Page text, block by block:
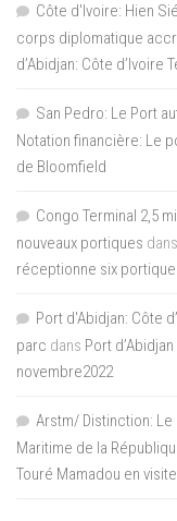
Côte d'Ivoire: Hien
corps diplomatique
d’Abidjan: Côte
San Pedro: Le Port
Notation financière: Le
de Bloomfield
Congo Terminal 2,5
nouveaux portiques dans
réceptionne six
Port d'Abidjan: Côte
parc dans Port
novembre2022
Arstm/ Distinction: Le
Maritime de la
Touré Mamadou en